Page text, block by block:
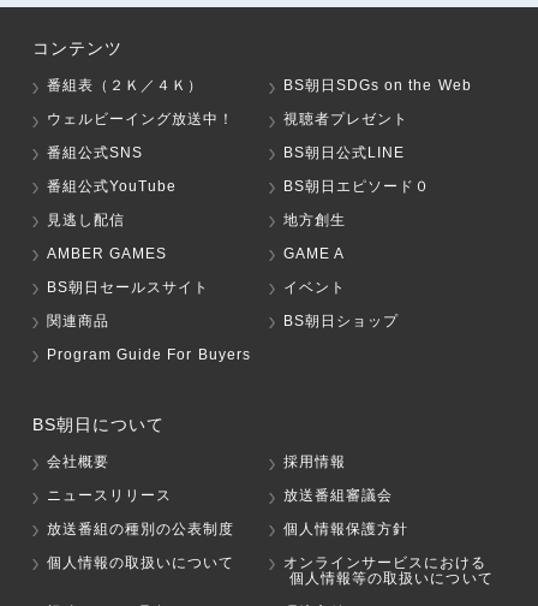
コンテンツ
番組表（２Ｋ／４Ｋ）
BS朝日SDGs on the Web
ウェルビーイング放送中！
視聴者プレゼント
番組公式SNS
BS朝日公式LINE
番組公式YouTube
BS朝日エピソード０
見逃し配信
地方創生
AMBER GAMES
GAME A
BS朝日セールスサイト
イベント
関連商品
BS朝日ショップ
Program Guide For Buyers
BS朝日について
会社概要
採用情報
ニュースリリース
放送番組審議会
放送番組の種別の公表制度
個人情報保護方針
個人情報の取扱いについて
オンラインサービスにおける
個人情報等の取扱いについて